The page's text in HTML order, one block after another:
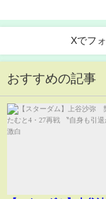
Xでフ
おすすめの記事